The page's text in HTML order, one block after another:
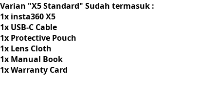
Varian "X5 Standard" Sudah termasuk :
1x insta360 X5
1x USB-C Cable
1x Protective Pouch
1x Lens Cloth
1x Manual Book
1x Warranty Card